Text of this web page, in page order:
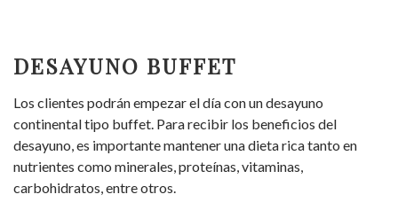
DESAYUNO BUFFET
Los clientes podrán empezar el día con un desayuno
continental tipo buffet. Para recibir los beneficios del
desayuno, es importante mantener una dieta rica tanto en
nutrientes como minerales, proteínas, vitaminas,
carbohidratos, entre otros.